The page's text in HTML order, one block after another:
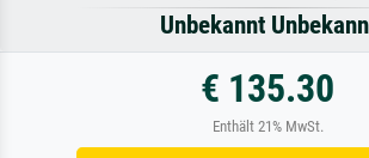
Unbekannt
€ 135.30
Enthält 21% MwSt.